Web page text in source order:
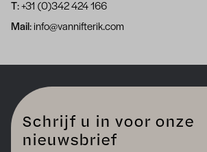
T: +31 (0)342 424 166
Mail: info@vannifterik.com
Schrijf u in voor onze
nieuwsbrief